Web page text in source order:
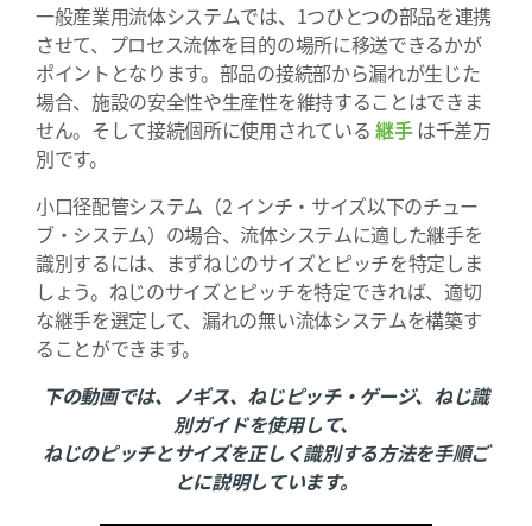
一般産業用流体システムでは、1つひとつの部品を連携
させて、プロセス流体を目的の場所に移送できるかが
ポイントとなります。部品の接続部から漏れが生じた
場合、施設の安全性や生産性を維持することはできま
せん。そして接続個所に使用されている 継手は千差万
別です。
小口径配管システム（2 インチ・サイズ以下のチュー
ブ・システム）の場合、流体システムに適した継手を
識別するには、まずねじのサイズとピッチを特定しま
しょう。ねじのサイズとピッチを特定できれば、適切
な継手を選定して、漏れの無い流体システムを構築す
ることができます。
下の動画では、ノギス、ねじピッチ・ゲージ、ねじ識
別ガイドを使用して、
ねじのピッチとサイズを正しく識別する方法を手順ご
とに説明しています。